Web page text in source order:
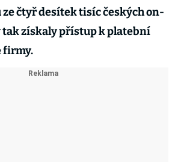
čtyř desítek tisíc českých on-
tak získaly přístup k platební
firmy.